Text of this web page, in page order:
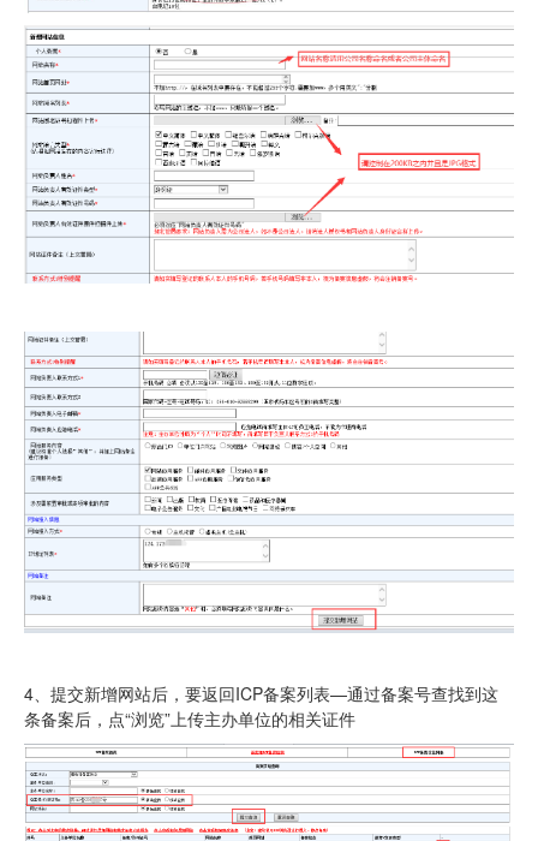
4、提交新增网站后，要返回ICP备案列表—通过备案号查找到这
条备案后，点“浏览”上传主办单位的相关证件